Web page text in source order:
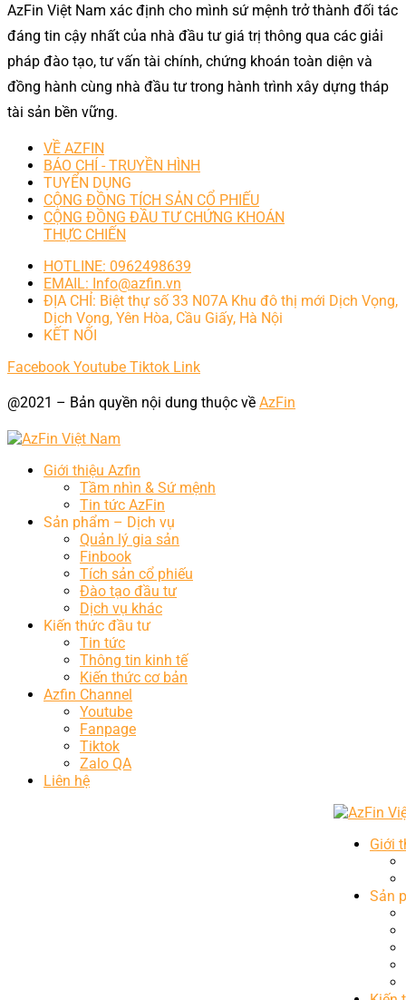
AzFin Việt Nam xác định cho mình sứ mệnh trở thành đối tác
đáng tin cậy nhất của nhà đầu tư giá trị thông qua các giải
pháp đào tạo, tư vấn tài chính, chứng khoán toàn diện và
đồng hành cùng nhà đầu tư trong hành trình xây dựng tháp
tài sản bền vững.
VỀ AZFIN
BÁO CHÍ - TRUYỀN HÌNH
TUYỂN DỤNG
CỘNG ĐỒNG TÍCH SẢN CỔ PHIẾU
CỘNG ĐỒNG ĐẦU TƯ CHỨNG KHOÁN
THỰC CHIẾN
HOTLINE: 0962498639
EMAIL: Info@azfin.vn
ĐỊA CHỈ: Biệt thự số 33 N07A Khu đô thị mới Dịch Vọng,
Dịch Vọng, Yên Hòa, Cầu Giấy, Hà Nội
KẾT NỐI
Facebook Youtube Tiktok Link
@2021 – Bản quyền nội dung thuộc về AzFin
Giới thiệu Azfin
Tầm nhìn & Sứ mệnh
Tin tức AzFin
Sản phẩm – Dịch vụ
Quản lý gia sản
Finbook
Tích sản cổ phiếu
Đào tạo đầu tư
Dịch vụ khác
Kiến thức đầu tư
Tin tức
Thông tin kinh tế
Kiến thức cơ bản
Azfin Channel
Youtube
Fanpage
Tiktok
Zalo QA
Liên hệ
Giới
Sản